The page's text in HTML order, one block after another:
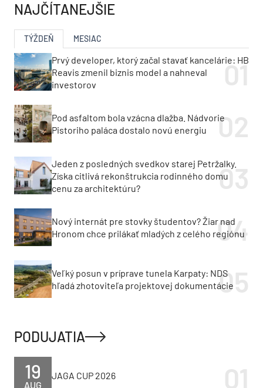
NAJČÍTANEJŠIE
TÝŽDEŇ MESIAC
Prvý developer, ktorý začal stavať kancelárie: HB
Reavis zmenil biznis model a nahneval
investorov
Pod asfaltom bola vzácna dlažba. Nádvorie
Pistoriho paláca dostalo novú energiu
Jeden z posledných svedkov starej Petržalky.
Získa citlivá rekonštrukcia rodinného domu
cenu za architektúru?
Nový internát pre stovky študentov? Žiar nad
Hronom chce prilákať mladých z celého regiónu
Veľký posun v príprave tunela Karpaty: NDS
hľadá zhotoviteľa projektovej dokumentácie
PODUJATIA
AUG
19 JAGA CUP 2026